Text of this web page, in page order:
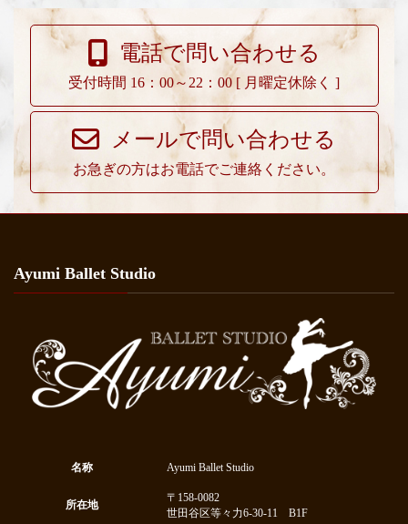
電話で問い合わせる
受付時間 16：00～22：00 [ 月曜定休除く ]
メールで問い合わせる
お急ぎの方はお電話でご連絡ください。
Ayumi Ballet Studio
名称 Ayumi Ballet Studio
所在地
〒158-0082
世田谷区等々力6-30-11 B1F